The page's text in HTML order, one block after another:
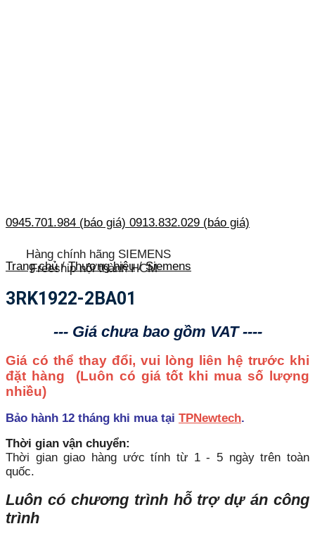
0945.701.984 (báo giá) 0913.832.029 (báo giá)
Hàng chính hãng SIEMENS
Freeship nội thành HCM
Trang chủ / Thương hiệu / Siemens
3RK1922-2BA01
--- Giá chưa bao gồm VAT ----
Giá có thể thay đổi, vui lòng liên hệ trước khi
đặt hàng (Luôn có giá tốt khi mua số lượng
nhiều)
Bảo hành 12 tháng khi mua tại TPNewtech.
Thời gian vận chuyển:
Thời gian giao hàng ước tính từ 1 - 5 ngày trên toàn
quốc.
Luôn có chương trình hỗ trợ dự án công
trình